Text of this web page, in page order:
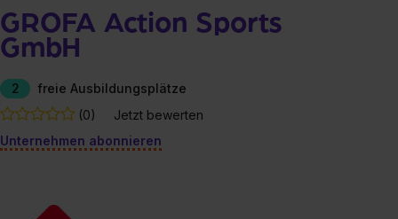
GROFA Action Sports
GmbH
2
freie Ausbildungsplätze
(0)
Jetzt bewerten
Unternehmen abonnieren